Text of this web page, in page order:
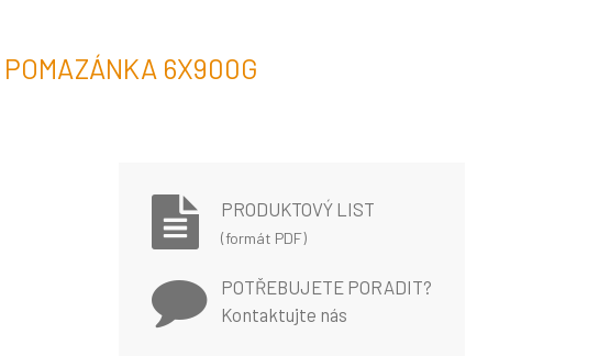
POMAZÁNKA 6X900G
PRODUKTOVÝ LIST
(formát PDF)
POTŘEBUJETE PORADIT?
Kontaktujte nás